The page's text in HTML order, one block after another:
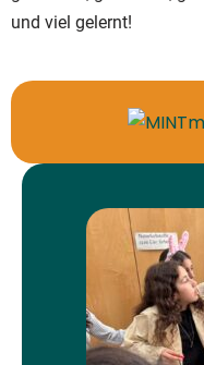
und viel gelernt!